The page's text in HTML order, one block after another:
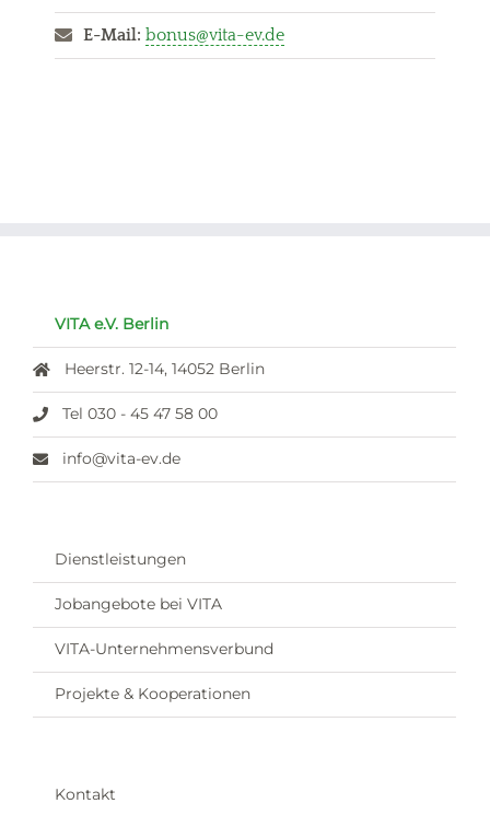
E-Mail: bonus@vita-ev.de
VITA e.V. Berlin
Heerstr. 12-14, 14052 Berlin
Tel 030 - 45 47 58 00
info@vita-ev.de
Dienstleistungen
Jobangebote bei VITA
VITA-Unternehmensverbund
Projekte & Kooperationen
Kontakt